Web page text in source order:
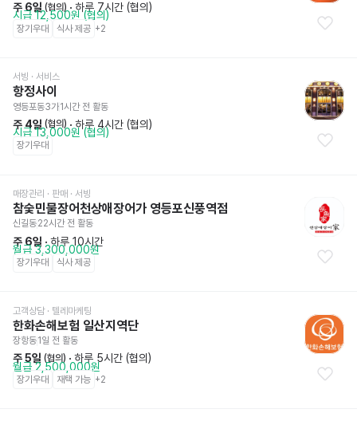
주 6일 (협의) · 하루 7시간 (협의)
시급 12,500원 (협의)
장기우대 식사 제공 +2
서빙 · 서비스
항정사이
영등포동3가1시간 전 활동
주 4일 (협의) · 하루 4시간 (협의)
시급 13,000원 (협의)
장기우대
매장관리 · 판매 · 서빙
참숯민물장어천상애장어가 영등포신풍역점
신길동22시간 전 활동
주 6일 · 하루 10시간
월급 3,300,000원
장기우대 식사 제공
고객상담 · 텔레마케팅
한화손해보험 일산지역단
장항동1일 전 활동
주 5일 (협의) · 하루 5시간 (협의)
월급 2,500,000원
장기우대 재택 가능 +2